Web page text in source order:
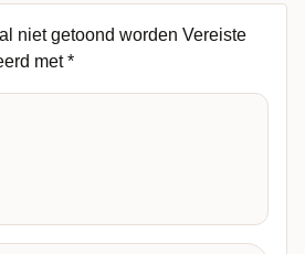
niet getoond worden Vereiste
met*